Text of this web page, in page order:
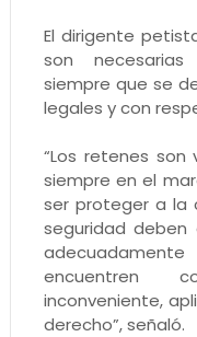
El dirigente
son
siempre que se
legales y con
“Los retenes son
siempre en el
ser proteger a la
seguridad
encuentren
inconveniente,
derecho”, señaló.